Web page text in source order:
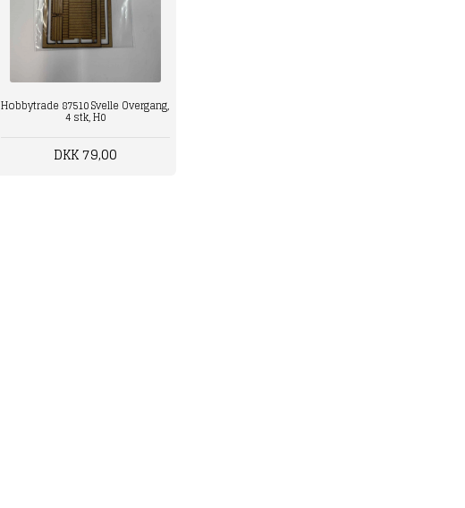
Hobbytrade 87510 Svelle Overgang,
4 stk, H0
DKK 79,00